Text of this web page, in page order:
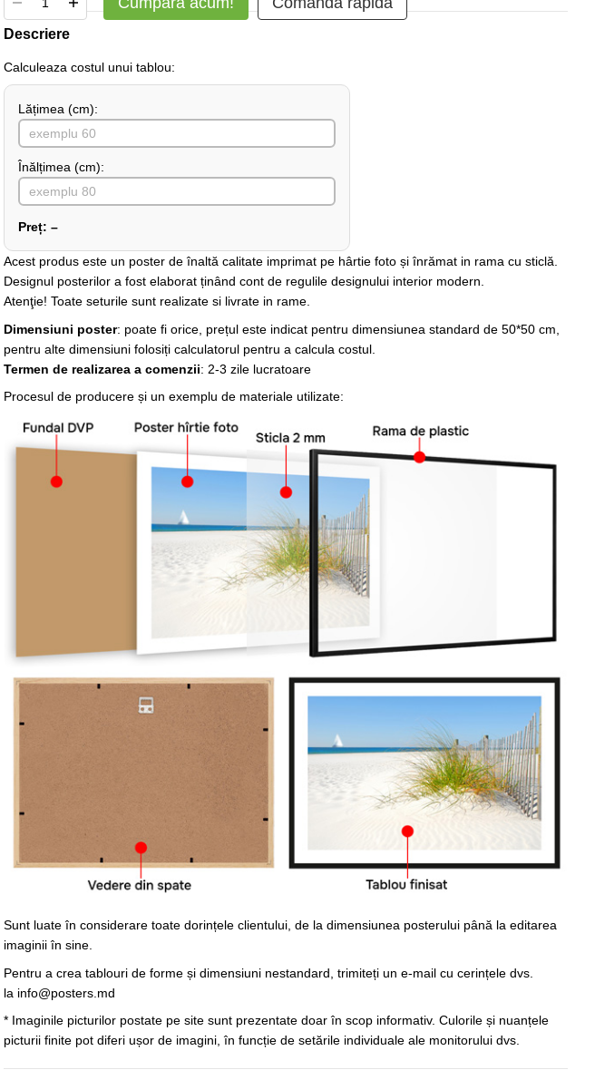
Descriere
Сalculeaza costul unui tablou:
Lățimea (сm):
Înălțimea (cm):
Preț: –
Acest produs este un poster de înaltă calitate imprimat pe hârtie foto și înrămat in rama cu sticlă.
Designul posterilor a fost elaborat ținând cont de regulile designului interior modern.
Atenţie! Toate seturile sunt realizate si livrate in rame.
Dimensiuni poster: poate fi orice, prețul este indicat pentru dimensiunea standard de 50*50 cm,
pentru alte dimensiuni folosiți calculatorul pentru a calcula costul.
Termen de realizarea a comenzii: 2-3 zile lucratoare
Procesul de producere și un exemplu de materiale utilizate:
Sunt luate în considerare toate dorințele clientului, de la dimensiunea posterului până la editarea
imaginii în sine.
Pentru a crea tablouri de forme și dimensiuni nestandard, trimiteți un e-mail cu cerințele dvs.
la info@posters.md
* Imaginile picturilor postate pe site sunt prezentate doar în scop informativ. Culorile și nuanțele
picturii finite pot diferi ușor de imagini, în funcție de setările individuale ale monitorului dvs.